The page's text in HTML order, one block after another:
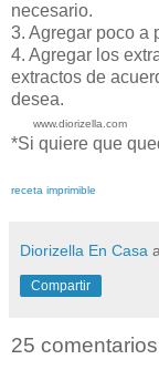
necesario.
3. Agregar poco a
4. Agregar los
extractos de
desea.
www.diorizella.com
*Si quiere que
receta imprimible
Diorizella En Casa
Compartir
25